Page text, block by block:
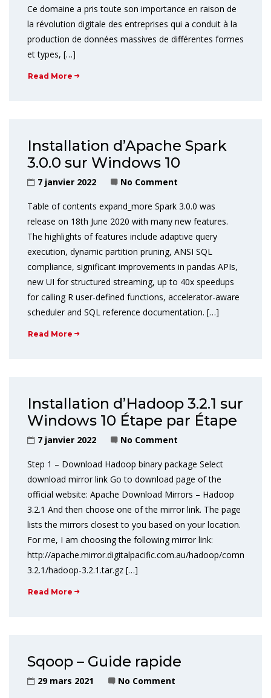
Ce domaine a pris toute son importance en raison de
la révolution digitale des entreprises qui a conduit à la
production de données massives de différentes formes
et types, […]
Read More
Installation d’Apache Spark
3.0.0 sur Windows 10
7 janvier 2022 No Comment
Table of contents expand_more Spark 3.0.0 was
release on 18th June 2020 with many new features.
The highlights of features include adaptive query
execution, dynamic partition pruning, ANSI SQL
compliance, significant improvements in pandas APIs,
new UI for structured streaming, up to 40x speedups
for calling R user-defined functions, accelerator-aware
scheduler and SQL reference documentation. […]
Read More
Installation d’Hadoop 3.2.1 sur
Windows 10 Étape par Étape
7 janvier 2022 No Comment
Step 1 – Download Hadoop binary package Select
download mirror link Go to download page of the
official website: Apache Download Mirrors – Hadoop
3.2.1 And then choose one of the mirror link. The page
lists the mirrors closest to you based on your location.
For me, I am choosing the following mirror link:
http://apache.mirror.digitalpacific.com.au/hadoop/common/
3.2.1/hadoop-3.2.1.tar.gz […]
Read More
Sqoop – Guide rapide
29 mars 2021 No Comment